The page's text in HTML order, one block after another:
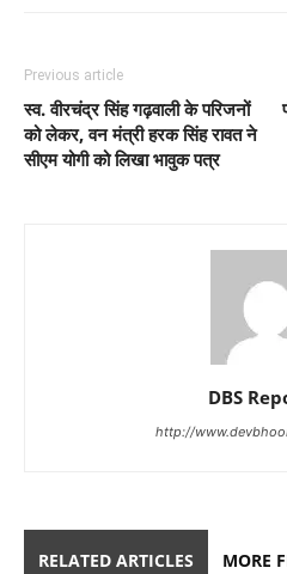
Previous article
स्व. वीरचंद्र सिंह गढ़वाली के परिजनों
को लेकर, वन मंत्री हरक सिंह रावत ने
सीएम योगी को लिखा भावुक पत्र
DBS
http://
RELATED ARTICLES MORE